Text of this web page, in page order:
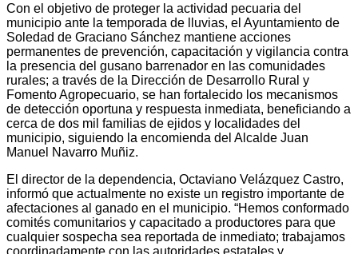
Con el objetivo de proteger la actividad pecuaria del
municipio ante la temporada de lluvias, el Ayuntamiento de
Soledad de Graciano Sánchez mantiene acciones
permanentes de prevención, capacitación y vigilancia contra
la presencia del gusano barrenador en las comunidades
rurales; a través de la Dirección de Desarrollo Rural y
Fomento Agropecuario, se han fortalecido los mecanismos
de detección oportuna y respuesta inmediata, beneficiando a
cerca de dos mil familias de ejidos y localidades del
municipio, siguiendo la encomienda del Alcalde Juan
Manuel Navarro Muñiz.
El director de la dependencia, Octaviano Velázquez Castro,
informó que actualmente no existe un registro importante de
afectaciones al ganado en el municipio. “Hemos conformado
comités comunitarios y capacitado a productores para que
cualquier sospecha sea reportada de inmediato; trabajamos
coordinadamente con las autoridades estatales y